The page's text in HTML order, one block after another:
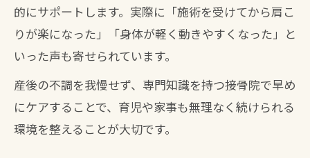
的にサポートします。実際に「施術を受けてから肩こ
りが楽になった」「身体が軽く動きやすくなった」と
いった声も寄せられています。
産後の不調を我慢せず、専門知識を持つ接骨院で早め
にケアすることで、育児や家事も無理なく続けられる
環境を整えることが大切です。